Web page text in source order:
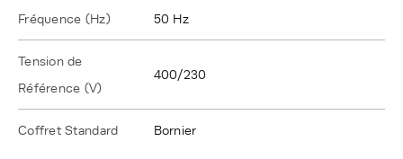
Fréquence (Hz) 50 Hz
Tension de
Référence (V)
400/230
Coffret Standard Bornier